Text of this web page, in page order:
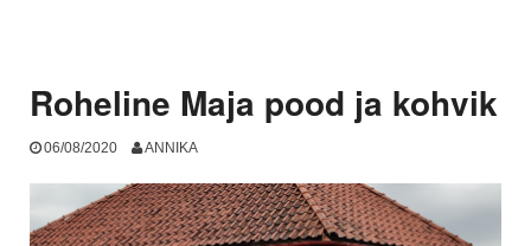
Roheline Maja pood ja kohvik
06/08/2020 ANNIKA